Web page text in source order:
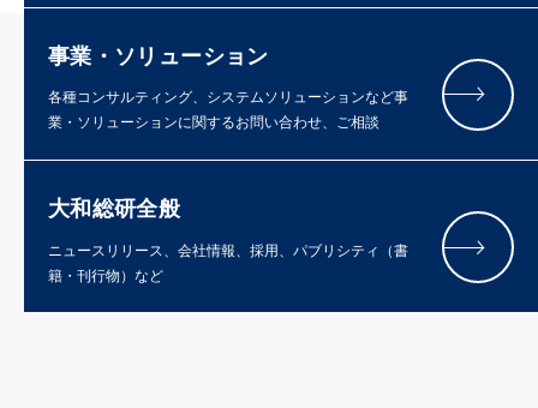
事業・ソリューション
各種コンサルティング、システムソリューションなど事
業・ソリューションに関するお問い合わせ、ご相談
大和総研全般
ニュースリリース、会社情報、採用、パブリシティ（書
籍・刊行物）など